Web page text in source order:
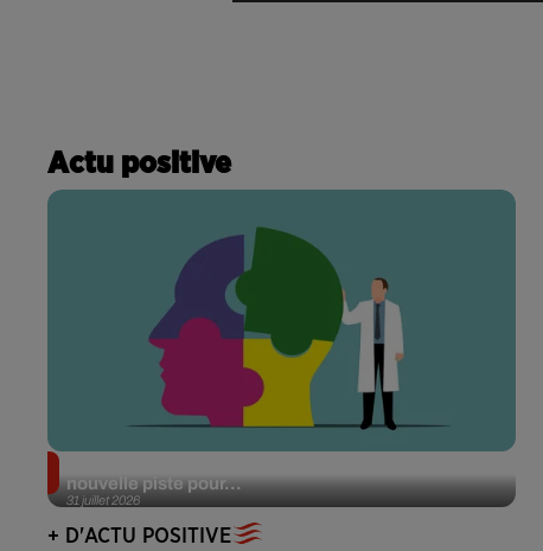
Actu positive
31 juillet 2026
nouvelle piste pour...
+ D'ACTU POSITIVE